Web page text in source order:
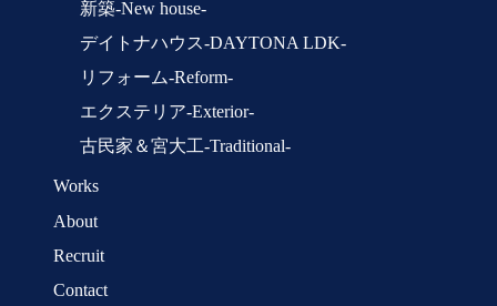
新築-New house-
デイトナハウス-DAYTONA LDK-
リフォーム-Reform-
エクステリア-Exterior-
古民家＆宮大工-Traditional-
Works
About
Recruit
Contact